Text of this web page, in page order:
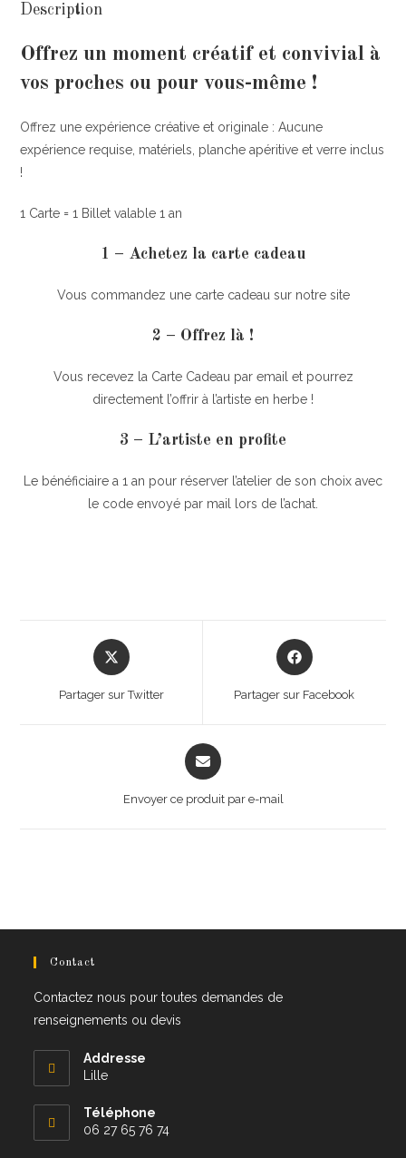
Description
Offrez un moment créatif et convivial à
vos proches ou pour vous-même !
Offrez une expérience créative et originale : Aucune
expérience requise, matériels, planche apéritive et verre inclus
!
1 Carte = 1 Billet valable 1 an
1 – Achetez la carte cadeau
Vous commandez une carte cadeau sur notre site
2 – Offrez là !
Vous recevez la Carte Cadeau par email et pourrez
directement l’offrir à l’artiste en herbe !
3 – L’artiste en profite
Le bénéficiaire a 1 an pour réserver l’atelier de son choix avec
le code envoyé par mail lors de l’achat.
Opens
in
new
Partager sur Twitter
Opens
in
Partager sur Facebook
Opens
in
new
Envoyer ce produit par e-mail
Contact
Contactez nous pour toutes demandes de
renseignements ou devis
Addresse
Lille
Téléphone
06 27 65 76 74